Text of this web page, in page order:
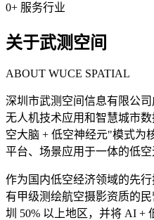
0+ 服务行业
关于武测空间
ABOUT WUCE SPATIAL
深圳市武测空间信息有限公
无人机技术应用和智慧城市
空大脑 + 低空神经元"模式为
平台、场景应用于一体的低
作为国内低空经济领域的先
有甲级测绘航空摄影资质的
圳 50% 以上地区，并将 AI +